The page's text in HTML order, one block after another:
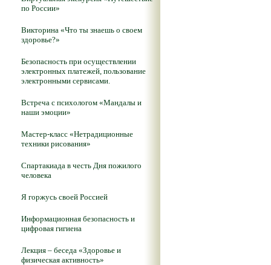
по России»
Викторина «Что ты знаешь о своем
здоровье?»
Безопасность при осуществлении
электронных платежей, пользование
электронными сервисами.
Встреча с психологом «Мандалы и
наши эмоции»
Мастер-класс «Нетрадиционные
техники рисования»
Спартакиада в честь Дня пожилого
человека
Я горжусь своей Россией
Информационная безопасность и
цифровая гигиена
Лекция – беседа «Здоровье и
физическая активность»